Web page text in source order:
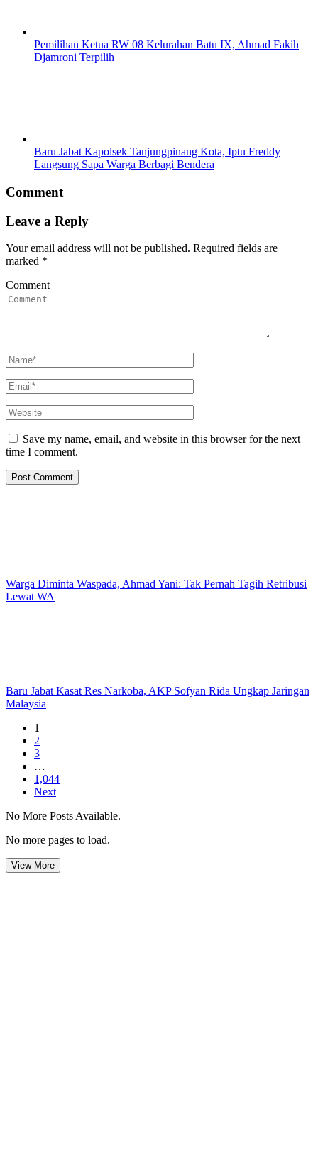
Pemilihan Ketua RW 08 Kelurahan Batu IX, Ahmad Fakih
Djamroni Terpilih
Baru Jabat Kapolsek Tanjungpinang Kota, Iptu Freddy
Langsung Sapa Warga Berbagi Bendera
Comment
Leave a Reply
Your email address will not be published. Required fields are
marked *
Comment
Save my name, email, and website in this browser for the next
time I comment.
Warga Diminta Waspada, Ahmad Yani: Tak Pernah Tagih Retribusi
Lewat WA
Baru Jabat Kasat Res Narkoba, AKP Sofyan Rida Ungkap Jaringan
Malaysia
1
2
3
…
1,044
Next
No More Posts Available.
No more pages to load.
View More